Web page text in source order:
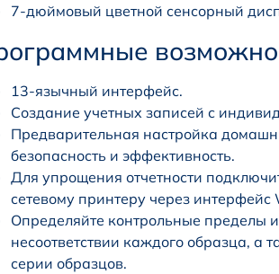
7-дюймовый цветной сенсорный
13-язычный интерфейс.
Создание учетных записей с
Предварительная настройка
безопасность и эффективность.
Для упрощения отчетности
сетевому принтеру через интерфейс
Определяйте контрольные пределы
несоответствии каждого образца,
серии образцов.